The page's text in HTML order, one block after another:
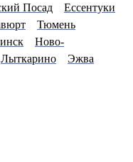
Посад
Ессентуки
Тюмень
Ново-
Лыткарино Эжва